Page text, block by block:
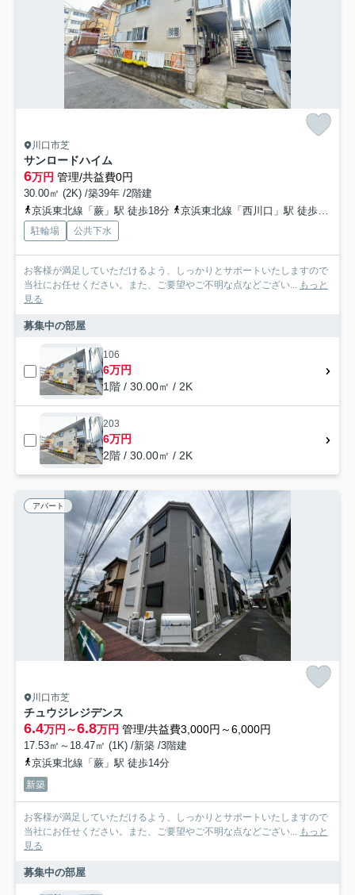
川口市芝
サンロードハイム
6万円 管理/共益費0円
30.00㎡ (2K) /築39年 /2階建
京浜東北線「蕨」駅 徒歩18分
京浜東北線「西川口」駅 徒歩36分
駐輪場 公共下水
お客様が満足していただけるよう、しっかりとサポートいたしますので
当社にお任せください。また、ご要望やご不明な点などござい... もっと
見る
募集中の部屋
106
6万円
1階 / 30.00㎡ / 2K
203
6万円
2階 / 30.00㎡ / 2K
アパート
川口市芝
チュウジレジデンス
6.4万円～6.8万円 管理/共益費3,000円～6,000円
17.53㎡～18.47㎡ (1K) /新築 /3階建
京浜東北線「蕨」駅 徒歩14分
新築
お客様が満足していただけるよう、しっかりとサポートいたしますので
当社にお任せください。また、ご要望やご不明な点などござい... もっと
見る
募集中の部屋